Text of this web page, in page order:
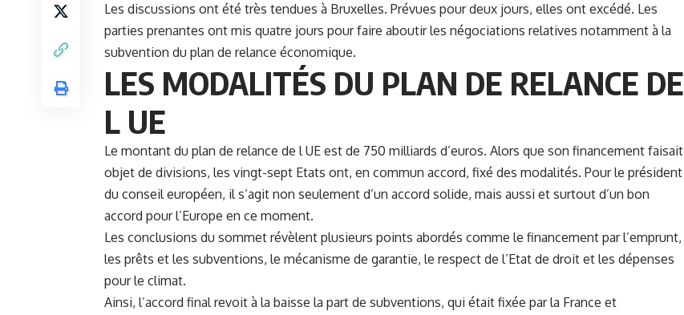
Les discussions ont été très tendues à Bruxelles. Prévues pour deux jours, elles ont excédé. Les
parties prenantes ont mis quatre jours pour faire aboutir les négociations relatives notamment à la
subvention du plan de relance économique.
LES MODALITÉS DU PLAN DE RELANCE DE
L UE
Le montant du plan de relance de l UE est de 750 milliards d’euros. Alors que son financement faisait
objet de divisions, les vingt-sept Etats ont, en commun accord, fixé des modalités. Pour le président
du conseil européen, il s’agit non seulement d’un accord solide, mais aussi et surtout d’un bon
accord pour l’Europe en ce moment.
Les conclusions du sommet révèlent plusieurs points abordés comme le financement par l’emprunt,
les prêts et les subventions, le mécanisme de garantie, le respect de l’Etat de droit et les dépenses
pour le climat.
Ainsi, l’accord finalrevoit à la baisse la part de subventions, qui était fixée par la France et